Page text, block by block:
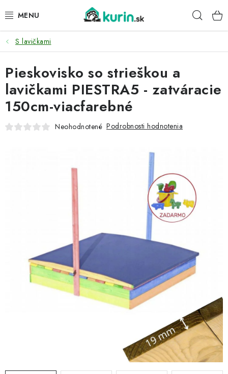
na
PRE HYDINU
PRE PSY
PRE ZAJACE
PRE DETI
DOMÁCI WELLNESS
DARČEKOVÝ POUKAZ
Náš príbeh od začiatku
Hodnotenie obchodu
Obchodné podmienky
Vrátenie, výmena tovaru
Pravidlá súťaží na Facebooku
S lavičkami
Pieskovisko so strieškou a
lavičkami PIESTRA5 - zatváracie
150cm-viacfarebné
Neohodnotené Podrobnosti hodnotenia